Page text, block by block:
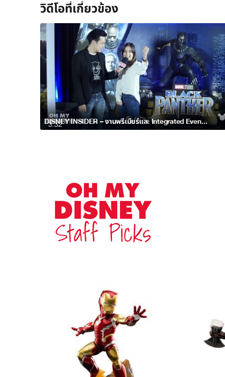
วิดีโอที่เกี่ยวข้อง
3:32 DISNEY INSIDER – งานพรีเมียร์และ Integrated Event จาก Black Panther